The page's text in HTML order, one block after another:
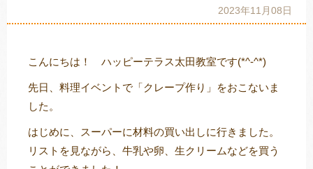
トレキング DIDIM
2023年11月08日
こんにちは！ ハッピーテラス太田教室です(*^-^*)
先日、料理イベントで「クレープ作り」をおこないま
した。
はじめに、スーパーに材料の買い出しに行きました。
リストを見ながら、牛乳や卵、生クリームなどを買う